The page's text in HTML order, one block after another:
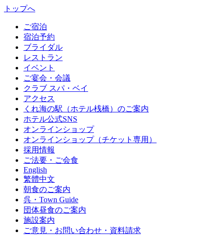
トップへ
ご宿泊
宿泊予約
ブライダル
レストラン
イベント
ご宴会・会議
クラブ スパ・ベイ
アクセス
くれ海の駅（ホテル桟橋）のご案内
ホテル公式SNS
オンラインショップ
オンラインショップ（チケット専用）
採用情報
ご法要・ご会食
English
繁體中文
朝食のご案内
呉・Town Guide
団体昼食のご案内
施設案内
ご意見・お問い合わせ・資料請求